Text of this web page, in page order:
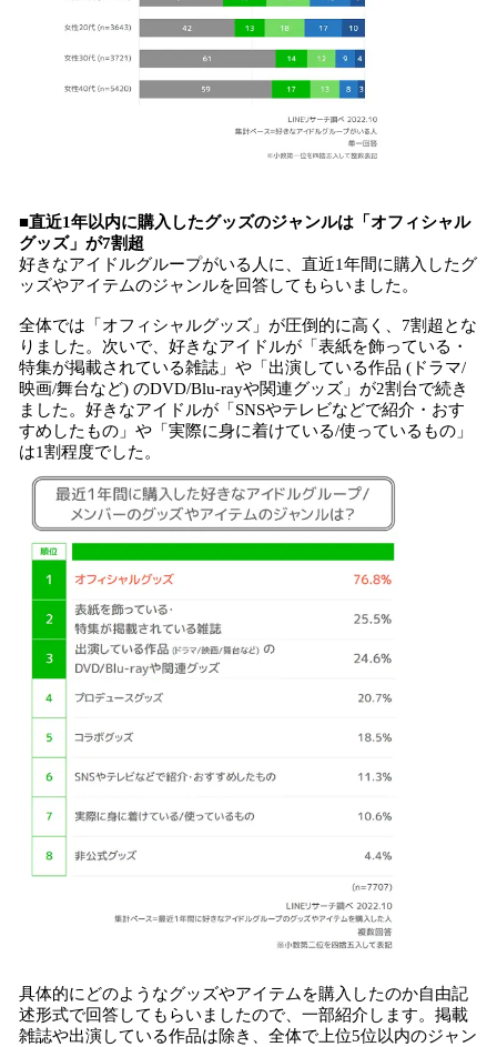
■直近1年以内に購入したグッズのジャンルは「オフィシャル
グッズ」が7割超
好きなアイドルグループがいる人に、直近1年間に購入したグ
ッズやアイテムのジャンルを回答してもらいました。
全体では「オフィシャルグッズ」が圧倒的に高く、7割超とな
りました。次いで、好きなアイドルが「表紙を飾っている・
特集が掲載されている雑誌」や「出演している作品 (ドラマ/
映画/舞台など) のDVD/Blu-rayや関連グッズ」が2割台で続き
ました。好きなアイドルが「SNSやテレビなどで紹介・おす
すめしたもの」や「実際に身に着けている/使っているもの」
は1割程度でした。
具体的にどのようなグッズやアイテムを購入したのか自由記
述形式で回答してもらいましたので、一部紹介します。掲載
雑誌や出演している作品は除き、全体で上位5位以内のジャン